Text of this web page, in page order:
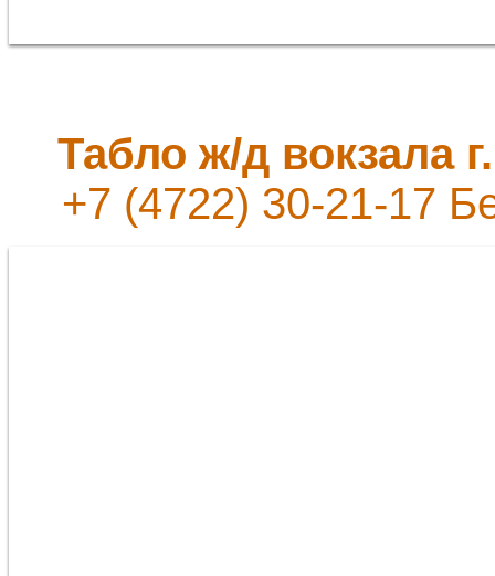
Табло ж/д вокзала
+7 (4722) 30-21-17